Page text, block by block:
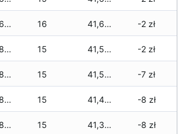
1,060 zł 16 41,655 zł -2 zł
1,080 zł 15 41,520 zł -2 zł
1,080 zł 15 41,520 zł -7 zł
1,080 zł 15 41,465 zł -8 zł
1,080 zł 15 41,330 zł -8 zł